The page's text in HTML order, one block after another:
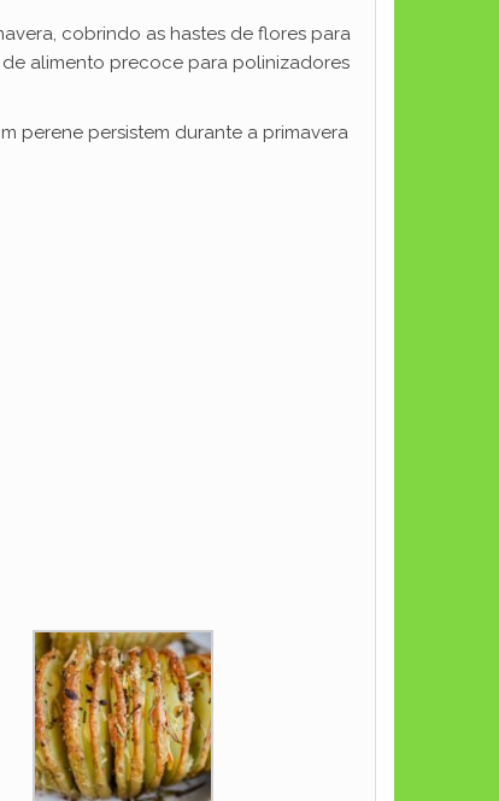
cobrindo as hastes de flores para
alimento precoce para polinizadores
perene persistem durante a primavera